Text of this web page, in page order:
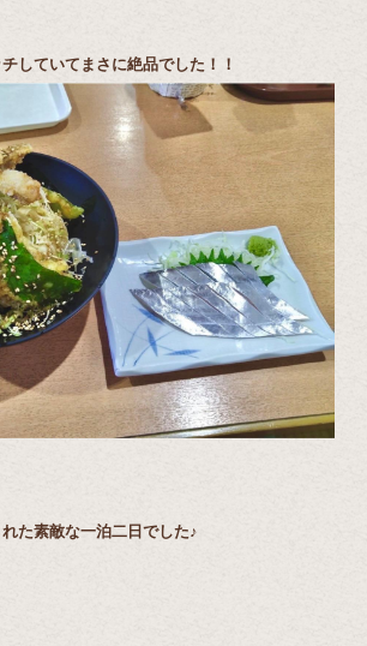
していてまさに絶品でした！！
た素敵な一泊二日でした♪